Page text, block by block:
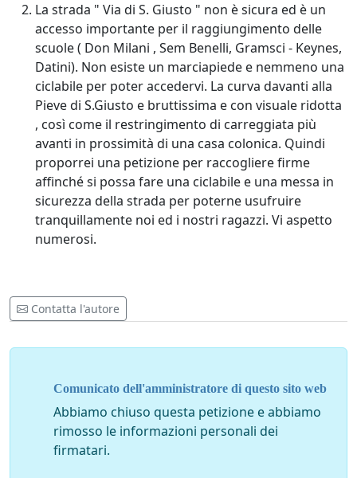
La strada " Via di S. Giusto " non è sicura ed è un
accesso importante per il raggiungimento delle
scuole ( Don Milani , Sem Benelli, Gramsci - Keynes,
Datini). Non esiste un marciapiede e nemmeno una
ciclabile per poter accedervi. La curva davanti alla
Pieve di S.Giusto e bruttissima e con visuale ridotta
, così come il restringimento di carreggiata più
avanti in prossimità di una casa colonica. Quindi
proporrei una petizione per raccogliere firme
affinché si possa fare una ciclabile e una messa in
sicurezza della strada per poterne usufruire
tranquillamente noi ed i nostri ragazzi. Vi aspetto
numerosi.
Contatta l'autore
Comunicato dell'amministratore di questo sito web
Abbiamo chiuso questa petizione e abbiamo
rimosso le informazioni personali dei
firmatari.